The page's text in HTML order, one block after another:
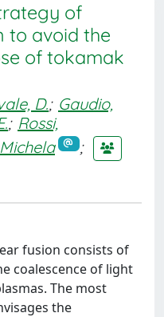
of
to avoid the
of tokamak
D.; Gaudio,
; Rossi,
;
fusion consists of
coalescence of light
The most
the